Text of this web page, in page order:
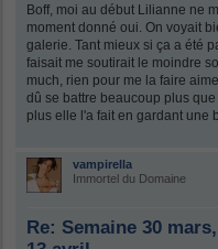
s
s
a
g
e
Boff, moi au début Lilianne ne
moment donné oui. On voyait
galerie. Tant mieux si ça a été
faisait me soutirait le moindre
much, rien pour me la faire
dû se battre beaucoup plus
plus elle l'a fait en gardant une
vampirella
Immortel du Domaine
Re: Semaine 30